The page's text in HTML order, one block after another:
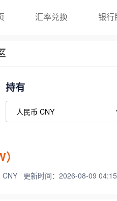
汇率兑换 银行
持有
CNY 更新时间：2026-08-09